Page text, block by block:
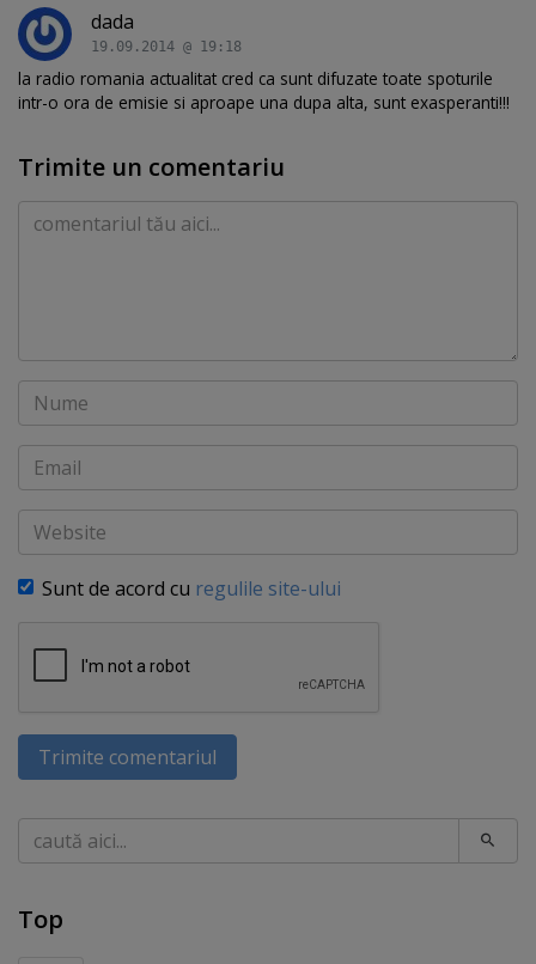
dada
19.09.2014 @ 19:18
la radio romania actualitat cred ca sunt difuzate toate spoturile
intr-o ora de emisie si aproape una dupa alta, sunt exasperanti!!!
Trimite un comentariu
Comentariu
Nume
Email
Website
Sunt de acord cu regulile site-ului
Trimite comentariul
Caută
Top